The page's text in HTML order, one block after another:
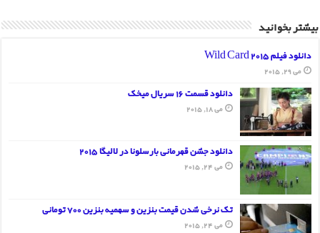
بیشتر بخوانید
دانلود فیلم Wild Card 2015
می 29, 2015
دانلود قسمت 16 سریال میخک
می 18, 2015
دانلود جشن قهرمانی بارسلونا در لالیگا 2015
می 24, 2015
تک نرخی شدن قیمت بنزین و سهمیه بنزین 700 تومانی
می 24, 2015